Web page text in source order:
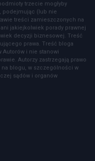
trzecie mogłyby
podejmując (lub nie
treści zamieszczonych na
jakiejkolwiek porady prawnej
decyzji biznesowej. Treść
prawa. Treść bloga
Autorów i nie stanowi
Autorzy zastrzegają prawo
na blogu, w szczególności w
sądów i organów